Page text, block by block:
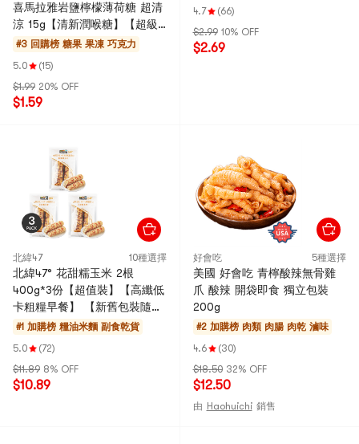
喜馬拉雅岩鹽檸檬薄荷糖 超清
涼 15g【清新潤喉糖】【超級
超級好吃】【歐陽娜娜同款】
#3 回購榜 糖果 果凍 巧克力
5.0
(15)
$1.99 20% OFF
$1.59
4.7
(66)
$2.99 10% OFF
$2.69
北緯47 10種選擇
北緯47° 花甜糯玉米 2根
400g*3份【超值裝】【高纖低
卡粗糧早餐】 【新舊包裝隨機
出貨】
#1 加購榜 糧油米麵 副食乾貨
5.0
(72)
$11.89 8% OFF
$10.89
好會吃 5種選擇
美國 好會吃 青檸酸辣無骨雞
爪 酸辣 開袋即食 獨立包裝
200g
#2 加購榜肉類 肉腸 肉乾 滷味
4.6
(30)
$18.50 32% OFF
$12.50
由 Haohuichi 銷售